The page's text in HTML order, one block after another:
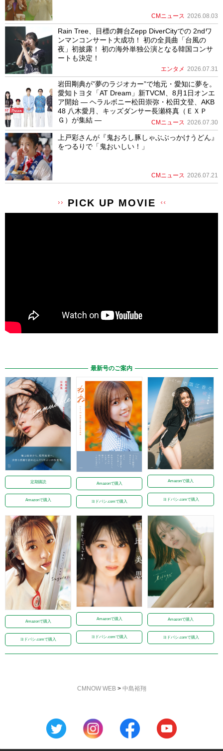
CMニュース 2026.08.03
Rain Tree、目標の舞台Zepp DiverCityでの 2ndワ
ンマンコンサート大成功！ 初の全員曲「台風の
夜」初披露！ 初の海外単独公演となる韓国コンサ
ートも決定！
エンタメ 2026.07.31
岩田剛典が”夢のラジオカー”で地元・愛知に夢を。
愛知トヨタ「AT Dream」新TVCM、8月1日オンエ
ア開始 ― ヘラルボニー松田崇弥・松田文登、AKB
48 八木愛月、キッズダンサー長瀬柊真（ＥＸＰ
Ｇ）が集結 ―
CMニュース 2026.07.30
上戸彩さんが『鬼おろし豚しゃぶぶっかけうどん』
をつるりで「鬼おいしい！」
CMニュース 2026.07.21
PICK UP MOVIE
最新号のご案内
定期購読
Amazonで購入
Amazonで購入
ヨドバシ.comで購入
Amazonで購入
ヨドバシ.comで購入
Amazonで購入
ヨドバシ.comで購入
Amazonで購入
ヨドバシ.comで購入
Amazonで購入
ヨドバシ.comで購入
CMNOW WEB> 中島裕翔